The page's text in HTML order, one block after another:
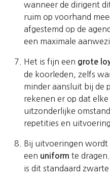
wanneer de dirigent
ruim op voorhand
afgestemd op de
een maximale
Het is fijn een grote
de koorleden, zelfs
minder aansluit bij de
rekenen er op dat
uitzonderlijke
repetities en
Bij uitvoeringen wordt
een uniform te
is dit standaard